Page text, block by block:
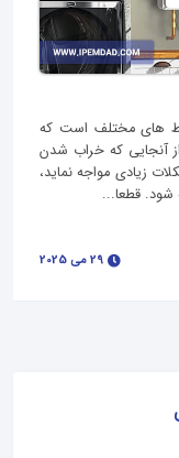
های مختلف است که
آنجایی که خراب شدن
زیادی مواجه نماید،
شود. قطعا...